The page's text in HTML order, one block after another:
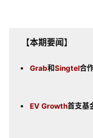
【本期要闻】
Grab和Singtel合
EV Growth首支基